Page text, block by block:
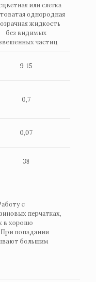
или слегка
однородная
жидкость
без видимых
частиц
9-15
0,7
0,07
38
с
перчатках,
в хорошо
попадании
большим